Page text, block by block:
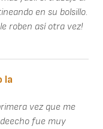
en su bolsillo.
roben así otra vez!
la
vez que me
fue muy